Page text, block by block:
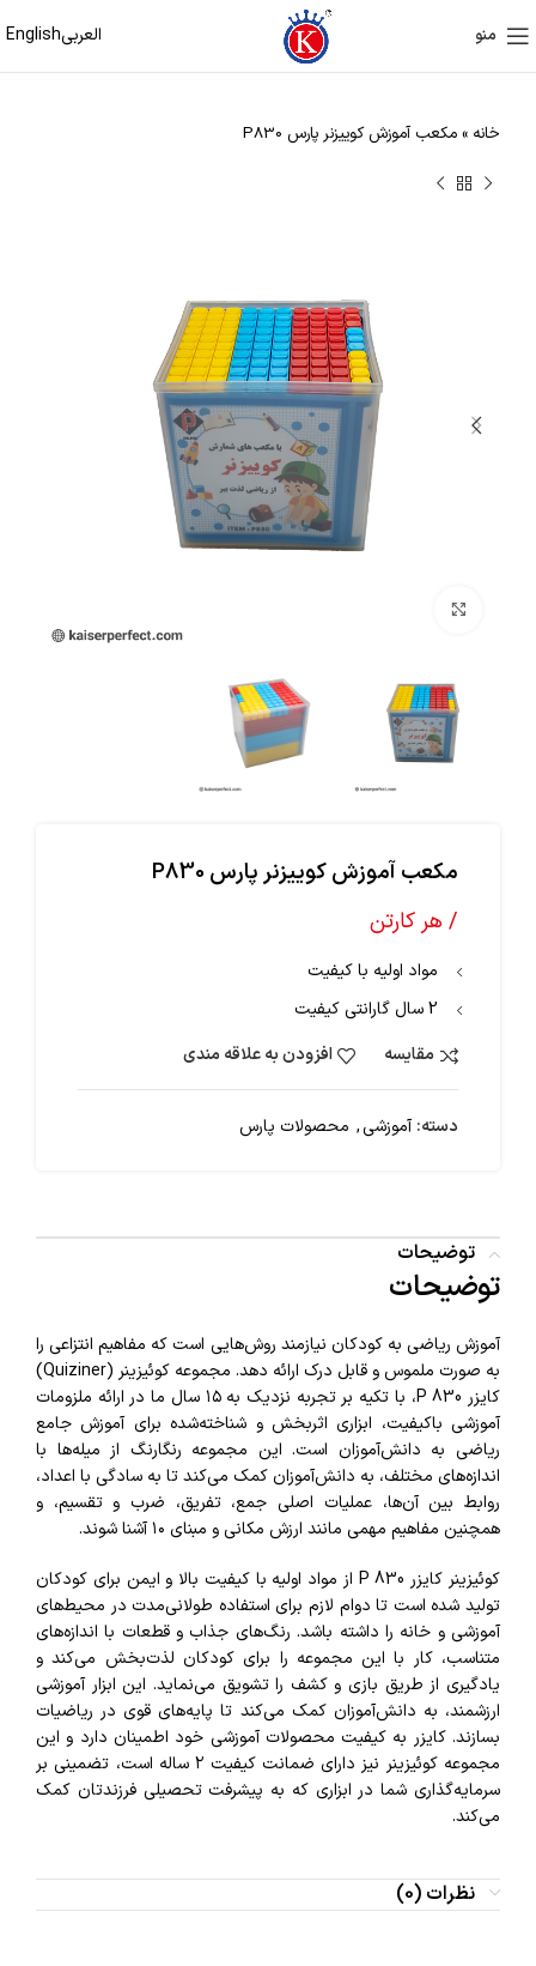
منو العربیEnglish
خانه » مکعب آموزش کوییزنر پارس P830
مکعب آموزش کوییزنر پارس P830
/ هر کارتن
مواد اولیه با کیفیت
2 سال گارانتی کیفیت
مقایسه
افزودن به علاقه مندی
دسته: آموزشی, محصولات پارس
توضیحات
توضیحات
آموزش ریاضی به کودکان نیازمند روش‌هایی است که مفاهیم انتزاعی را
به صورت ملموس و قابل درک ارائه دهد. مجموعه کوئیزینر (Quiziner)
کایزر P 830، با تکیه بر تجربه نزدیک به ۱۵ سال ما در ارائه ملزومات
آموزشی باکیفیت، ابزاری اثربخش و شناخته‌شده برای آموزش جامع
ریاضی به دانش‌آموزان است. این مجموعه رنگارنگ از میله‌ها با
اندازه‌های مختلف، به دانش‌آموزان کمک می‌کند تا به سادگی با اعداد،
روابط بین آن‌ها، عملیات اصلی جمع، تفریق، ضرب و تقسیم، و
همچنین مفاهیم مهمی مانند ارزش مکانی و مبنای ۱۰ آشنا شوند.
کوئیزینر کایزر P 830 از مواد اولیه با کیفیت بالا و ایمن برای کودکان
تولید شده است تا دوام لازم برای استفاده طولانی‌مدت در محیط‌های
آموزشی و خانه را داشته باشد. رنگ‌های جذاب و قطعات با اندازه‌های
متناسب، کار با این مجموعه را برای کودکان لذت‌بخش می‌کند و
یادگیری از طریق بازی و کشف را تشویق می‌نماید. این ابزار آموزشی
ارزشمند، به دانش‌آموزان کمک می‌کند تا پایه‌های قوی در ریاضیات
بسازند. کایزر به کیفیت محصولات آموزشی خود اطمینان دارد و این
مجموعه کوئیزینر نیز دارای ضمانت کیفیت ۲ ساله است، تضمینی بر
سرمایه‌گذاری شما در ابزاری که به پیشرفت تحصیلی فرزندتان کمک
می‌کند.
نظرات (0)